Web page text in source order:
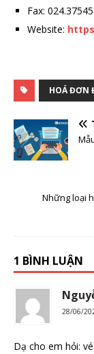
Fax:
Website:
HOÁ ĐƠN
Những loại
1 BÌNH LUẬN
28/06/
Dạ cho em hỏi: